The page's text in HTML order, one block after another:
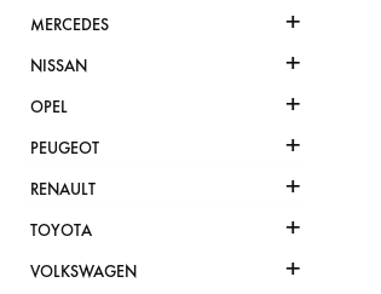
MERCEDES +
NISSAN +
OPEL +
PEUGEOT +
RENAULT +
TOYOTA +
VOLKSWAGEN +